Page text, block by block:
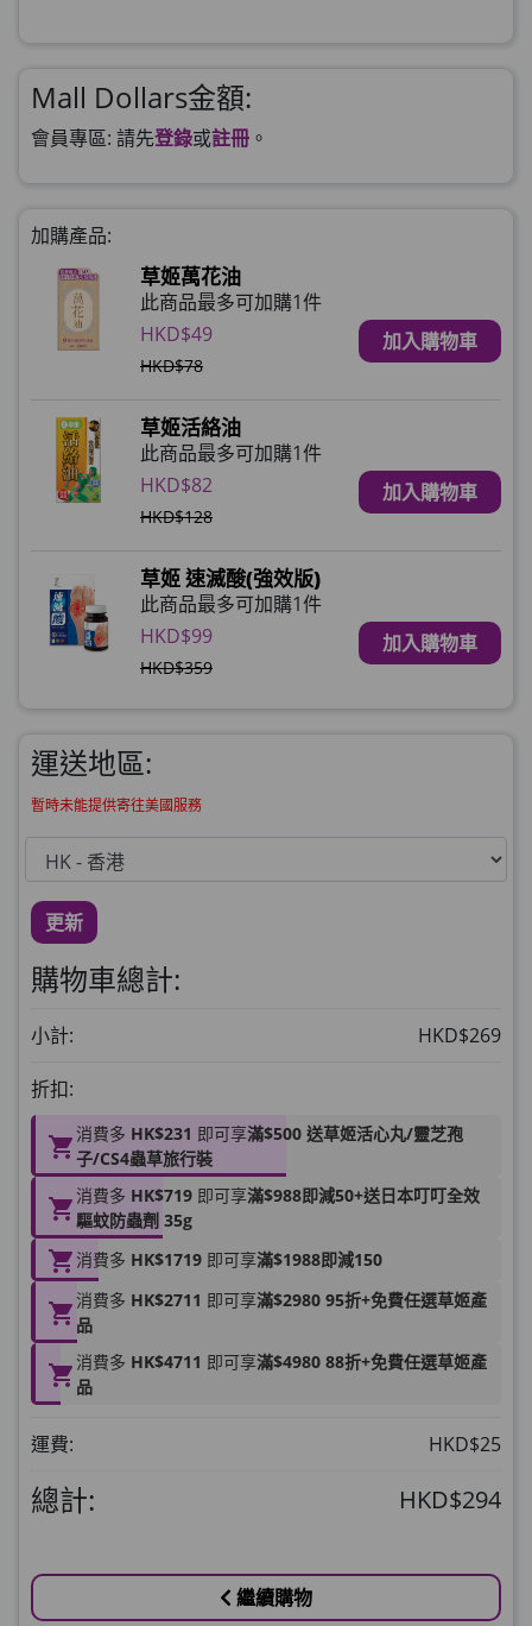
Mall Dollars金額:
會員專區: 請先登錄或註冊 。
加購產品:
草姬萬花油
此商品最多可加購1件
HKD$49
HKD$78
加入購物車
草姬活絡油
此商品最多可加購1件
HKD$82
HKD$128
加入購物車
草姬 速滅酸(強效版)
此商品最多可加購1件
HKD$99
HKD$359
加入購物車
此商品最多可加購1件
此商品最多可加購1件
理膚泉 無香大哥大防曬 50ml (2027年4
月)
此商品最多可加購1件
HKD$88
HKD$145
(到期日2027年2月)
此商品最多可加購1件
運送地區:
暫時未能提供寄往美國服務
更新
購物車總計:
小計: HKD$269
折扣:
消費多 HK$231 即可享滿$500 送草姬活心丸/靈芝孢
子/CS4蟲草旅行裝
消費多 HK$719 即可享滿$988即減50+送日本叮叮全效
驅蚊防蟲劑 35g
消費多 HK$1719 即可享滿$1988即減150
消費多 HK$2711 即可享滿$2980 95折+免費任選草姬產
品
消費多 HK$4711 即可享滿$4980 88折+免費任選草姬產
品
運費: HKD$25
總計: HKD$294
繼續購物